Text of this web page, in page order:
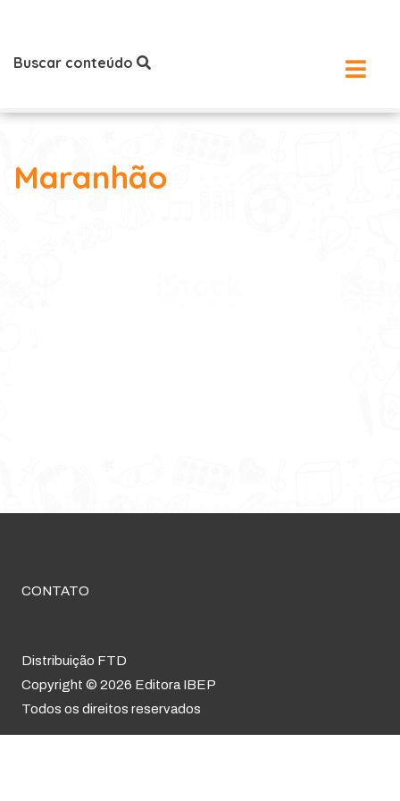
Buscar conteúdo
Maranhão
CONTATO
Distribuição FTD
Copyright © 2026 Editora IBEP
Todos os direitos reservados